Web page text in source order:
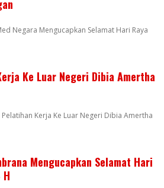
Negara Mengucapkan Selamat Hari Raya
Ke Luar Negeri Dibia Amertha
Kerja Ke Luar Negeri Dibia Amertha
Mengucapkan Selamat Hari